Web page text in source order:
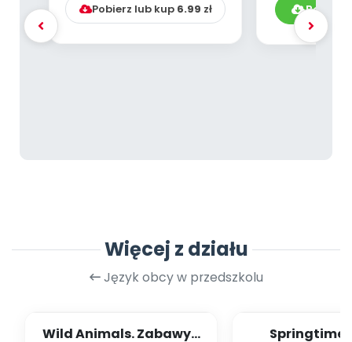
Pobierz lub kup 6.99 zł Pobierz
Więcej z działu
Język obcy w przedszkolu
Wild Animals. Zabawy z
Springtime